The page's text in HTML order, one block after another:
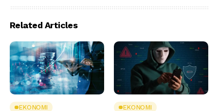
Related Articles
EKONOMI EKONOMI